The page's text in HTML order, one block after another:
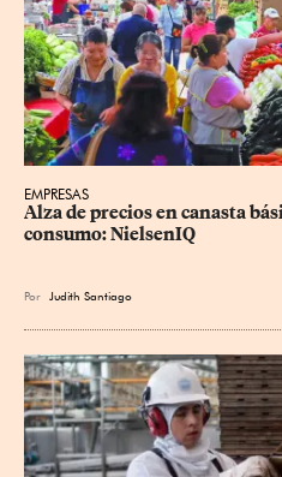
EMPRESAS
Alza de precios en canasta
consumo: NielsenIQ
Por Judith Santiago